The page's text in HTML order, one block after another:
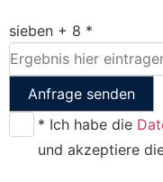
sieben + 8 *
Anfrage senden
* Ich habe die
und akzeptiere